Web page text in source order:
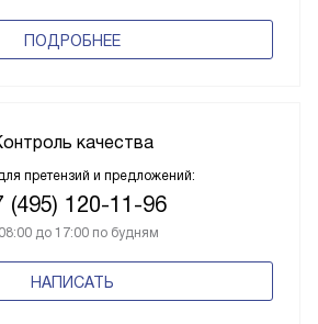
ПОДРОБНЕЕ
качества
претензий и предложений:
(495) 120-11-96
до 17:00 по будням
НАПИСАТЬ